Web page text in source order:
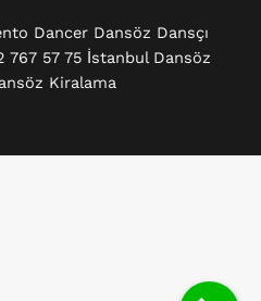
Dancer Dansöz Dansçı
767 57 75 İstanbul Dansöz
Kiralama